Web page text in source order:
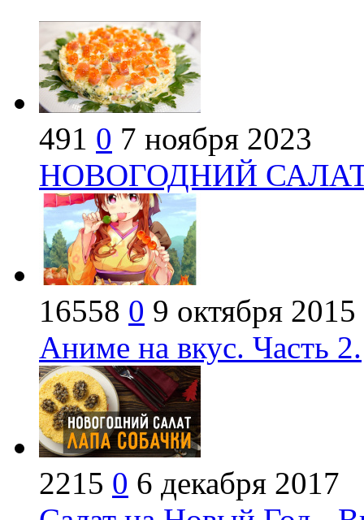
491 0 7 ноября 2023
НОВОГОДНИЙ САЛАТ
16558 0 9 октября 2015
Аниме на вкус. Часть 2.
2215 0 6 декабря 2017